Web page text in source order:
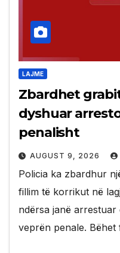
LAJME
Zbardhet
dyshuar
penalisht
AUGUST 9, 2026
Policia ka zbardhur
fillim të korrikut në
ndërsa janë
veprën penale.